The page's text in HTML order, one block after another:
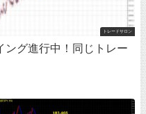
トレードサロン
ング進行中！同じトレー